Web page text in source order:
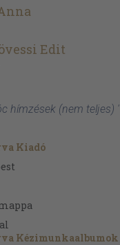
Edit
hímzések (nem teljes) '
Kiadó
Kézimunkaalbumok